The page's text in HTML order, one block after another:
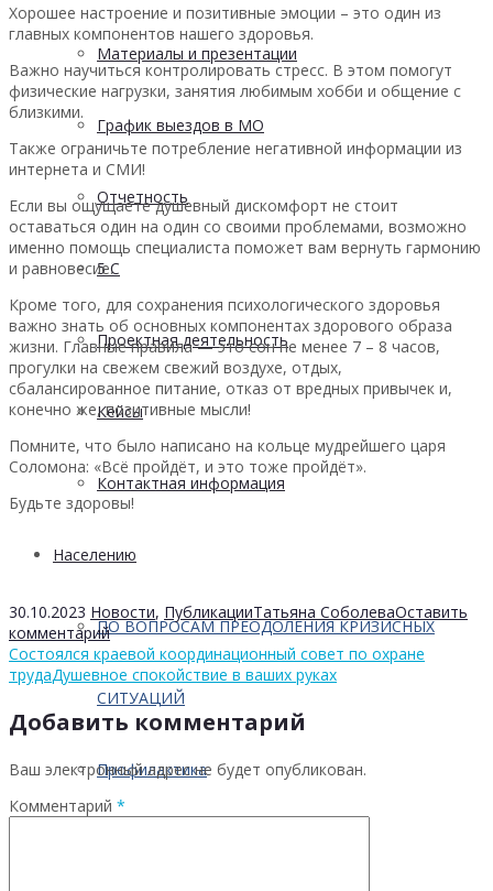
Материалы и презентации
График выездов в МО
Отчетность
5 С
Проектная деятельность
Кейсы
Контактная информация
Населению
ПО ВОПРОСАМ ПРЕОДОЛЕНИЯ КРИЗИСНЫХ
СИТУАЦИЙ
Профилактика
Хорошее настроение и позитивные эмоции – это один из
главных компонентов нашего здоровья.
Важно научиться контролировать стресс. В этом помогут
физические нагрузки, занятия любимым хобби и общение с
близкими.
Также ограничьте потребление негативной информации из
интернета и СМИ!
Если вы ощущаете душевный дискомфорт не стоит
оставаться один на один со своими проблемами, возможно
именно помощь специалиста поможет вам вернуть гармонию
и равновесие.
Кроме того, для сохранения психологического здоровья
важно знать об основных компонентах здорового образа
жизни. Главные правила — это сон не менее 7 – 8 часов,
прогулки на свежем свежий воздухе, отдых,
сбалансированное питание, отказ от вредных привычек и,
конечно же, позитивные мысли!
Помните, что было написано на кольце мудрейшего царя
Соломона: «Всё пройдёт, и это тоже пройдёт».
Будьте здоровы!
30.10.2023 Новости, ПубликацииТатьяна СоболеваОставить
комментарий
Состоялся краевой координационный совет по охране
трудаДушевное спокойствие в ваших руках
Добавить комментарий
Ваш электронный адрес не будет опубликован.
Комментарий *